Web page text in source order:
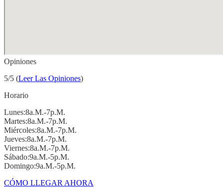
Opiniones
5/5 (Leer Las Opiniones)
Horario
Lunes:8a.m.-7p.m.
Martes:8a.m.-7p.m.
Miércoles:8a.m.-7p.m.
Jueves:8a.m.-7p.m.
Viernes:8a.m.-7p.m.
Sábado:9a.m.-5p.m.
Domingo:9a.m.-5p.m.
CÓMO LLEGAR AHORA